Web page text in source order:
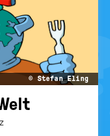
© Stefan Eling